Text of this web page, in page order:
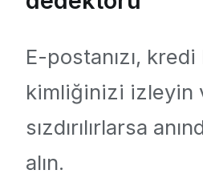
E-postanızı, kredi
kimliğinizi izleyin
sızdırılırlarsa
alın.